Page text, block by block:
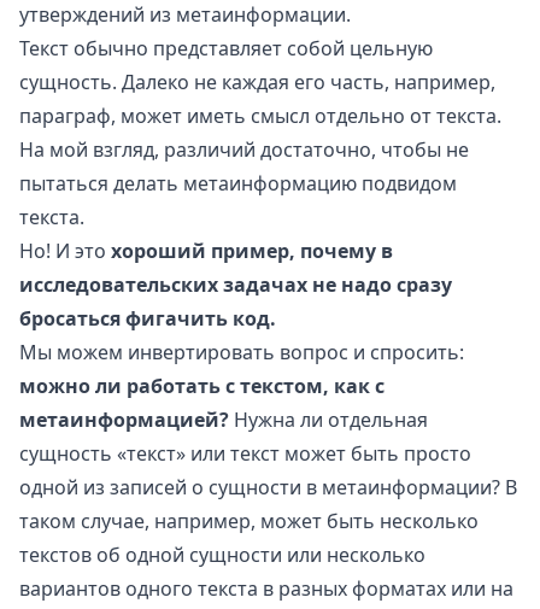
утверждений из метаинформации.
Текст обычно представляет собой цельную
сущность. Далеко не каждая его часть, например,
параграф, может иметь смысл отдельно от текста.
На мой взгляд, различий достаточно, чтобы не
пытаться делать метаинформацию подвидом
текста.
Но! И это хороший пример, почему в
исследовательских задачах не надо сразу
бросаться фигачить код.
Мы можем инвертировать вопрос и спросить:
можно ли работать с текстом, как с
метаинформацией? Нужна ли отдельная
сущность «текст» или текст может быть просто
одной из записей о сущности в метаинформации? В
таком случае, например, может быть несколько
текстов об одной сущности или несколько
вариантов одного текста в разных форматах или на